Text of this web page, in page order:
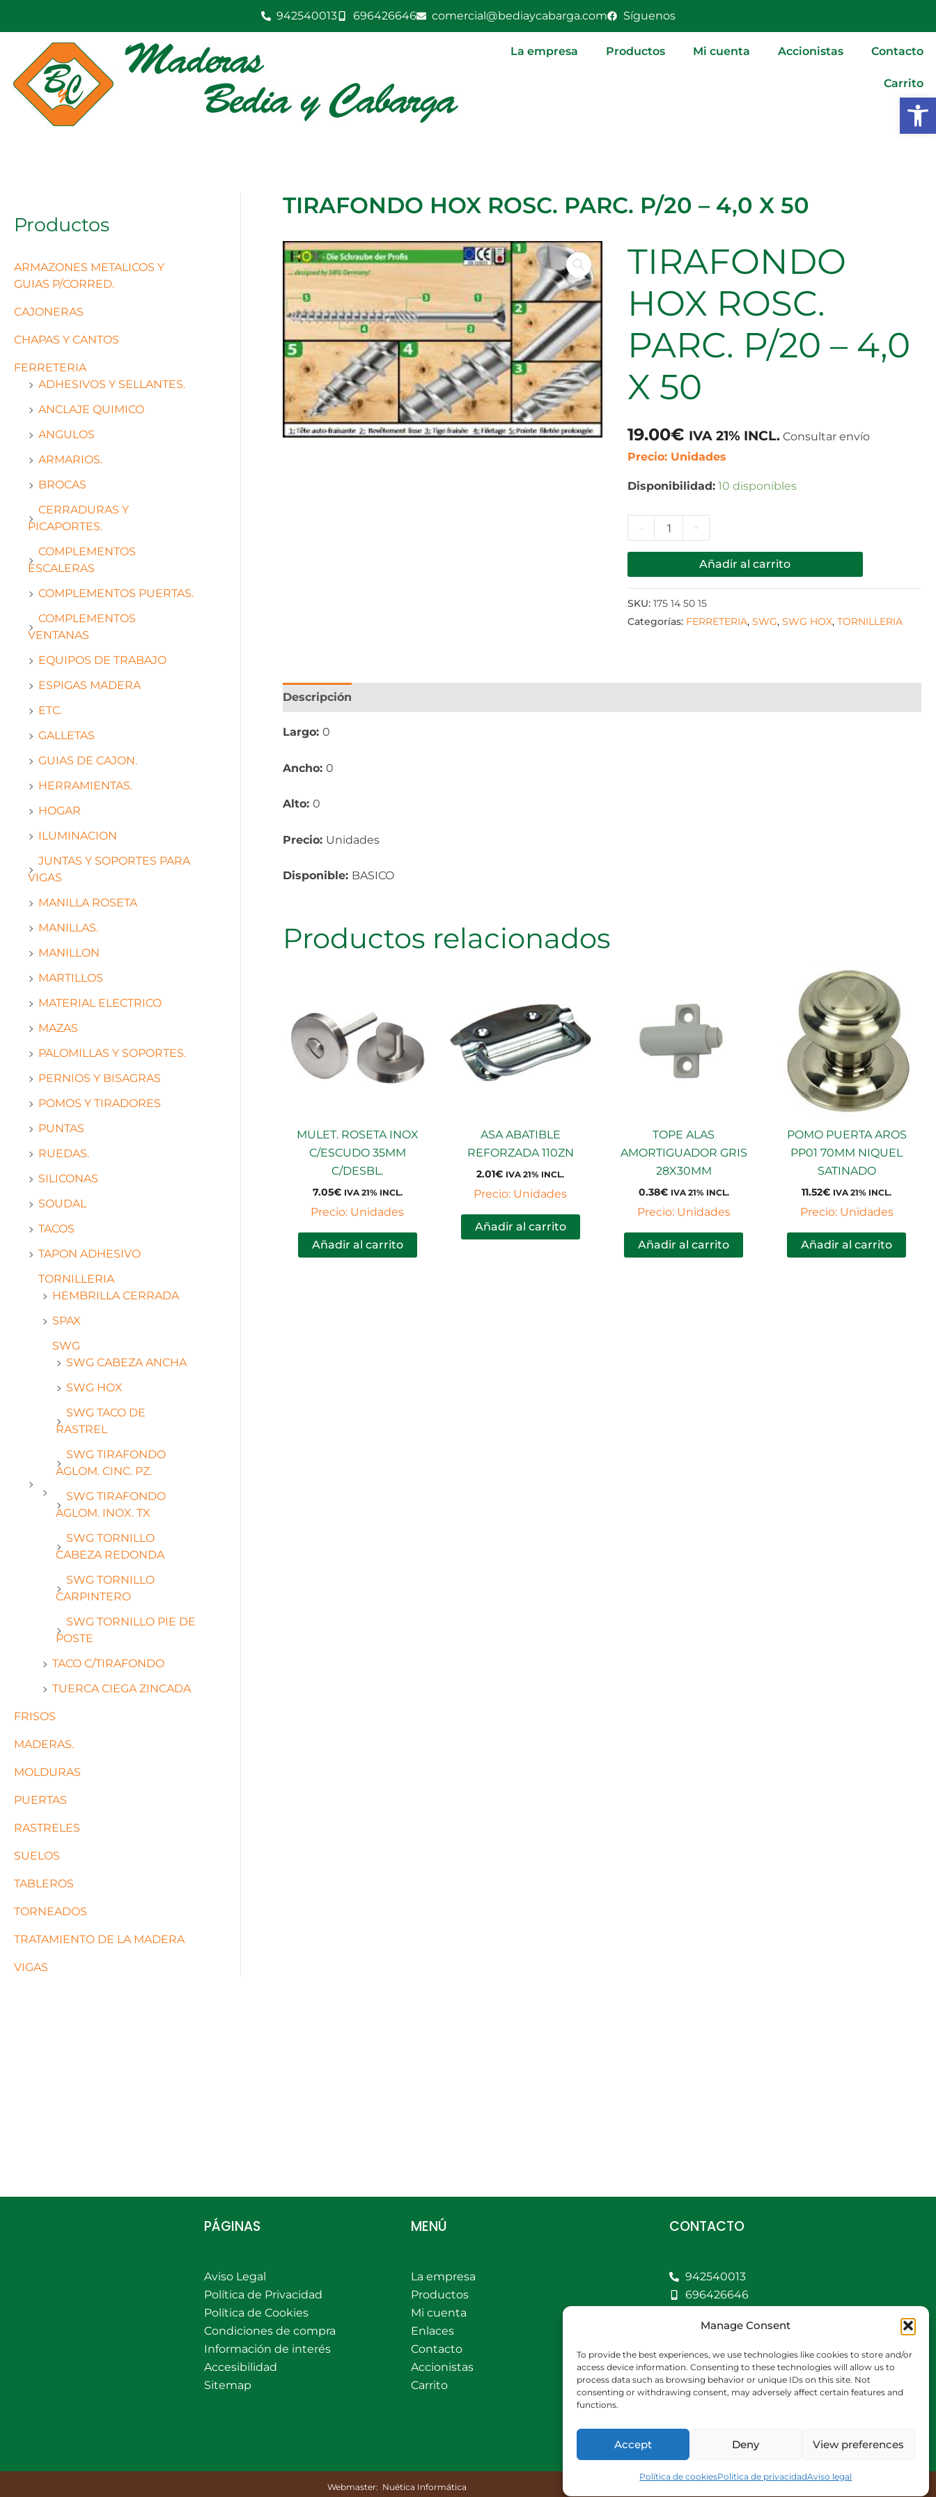
Manage Consent
To provide the best experiences, we use technologies like cookies to store and/or
access device information. Consenting to these technologies will allow us to
process data such as browsing behavior or unique IDs on this site. Not
consenting or withdrawing consent, may adversely affect certain features and
functions.
Accept Deny View preferences
Política de cookiesPolitica de privacidadAviso legal
contenido
942540013 696426646 comercial@bediaycabarga.com Síguenos
La empresa Productos Mi cuenta Accionistas Contacto
Carrito
Productos
ARMAZONES METALICOS Y
GUIAS P/CORRED.
CAJONERAS
CHAPAS Y CANTOS
FERRETERIA
ADHESIVOS Y SELLANTES.
ANCLAJE QUIMICO
ANGULOS
ARMARIOS.
BROCAS
CERRADURAS Y
PICAPORTES.
COMPLEMENTOS
ESCALERAS
COMPLEMENTOS PUERTAS.
COMPLEMENTOS
VENTANAS
EQUIPOS DE TRABAJO
ESPIGAS MADERA
ETC.
GALLETAS
GUIAS DE CAJON.
HERRAMIENTAS.
HOGAR
ILUMINACION
JUNTAS Y SOPORTES PARA
VIGAS
MANILLA ROSETA
MANILLAS.
MANILLON
MARTILLOS
MATERIAL ELECTRICO
MAZAS
PALOMILLAS Y SOPORTES.
PERNIOS Y BISAGRAS
POMOS Y TIRADORES
PUNTAS
RUEDAS.
SILICONAS
SOUDAL
TACOS
TAPON ADHESIVO
TORNILLERIA
HEMBRILLA CERRADA
SPAX
SWG
SWG CABEZA ANCHA
SWG HOX
SWG TACO DE
RASTREL
SWG TIRAFONDO
AGLOM. CINC. PZ.
SWG TIRAFONDO
AGLOM. INOX. TX
SWG TORNILLO
CABEZA REDONDA
SWG TORNILLO
CARPINTERO
SWG TORNILLO PIE DE
POSTE
TACO C/TIRAFONDO
TUERCA CIEGA ZINCADA
FRISOS
MADERAS.
MOLDURAS
PUERTAS
RASTRELES
SUELOS
TABLEROS
TORNEADOS
TRATAMIENTO DE LA MADERA
VIGAS
TIRAFONDO HOX ROSC. PARC. P/20 – 4,0 X 50
TIRAFONDO
HOX ROSC.
PARC. P/20 – 4,0
X 50
19.00€ IVA 21% INCL. Consultar envío
Precio: Unidades
Disponibilidad: 10 disponibles
TIRAFONDO
PARC.
4,0
X
50
+
Añadir al carrito
SKU:175 14 50 15
Categorías: FERRETERIA,SWG,SWG HOX,TORNILLERIA
Descripción
Largo: 0
Ancho: 0
Alto: 0
Precio: Unidades
Disponible: BASICO
Productos relacionados
MULET. ROSETA INOX
C/ESCUDO 35MM
C/DESBL.
7.05€ IVA 21% INCL.
Precio: Unidades
Añadir al carrito
ASA ABATIBLE
REFORZADA 110ZN
2.01€ IVA 21% INCL.
Precio: Unidades
Añadir al carrito
TOPE ALAS
AMORTIGUADOR GRIS
28X30MM
0.38€ IVA 21% INCL.
Precio: Unidades
Añadir al carrito
POMO PUERTA AROS
PP01 70MM NIQUEL
SATINADO
11.52€ IVA 21% INCL.
Precio: Unidades
Añadir al carrito
PÁGINAS
Aviso Legal
Política de Privacidad
Política de Cookies
Condiciones de compra
Información de interés
Accesibilidad
Sitemap
MENÚ
La empresa
Productos
Mi cuenta
Enlaces
Contacto
Accionistas
Carrito
CONTACTO
942540013
696426646
comercial@bediaycabarga.com
Fdez. Hontoria 20.
Astillero. 39610
Cantabria
18:30 hrs.
Webmaster: Nuética Informática
P/20
-